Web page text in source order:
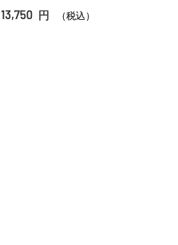
13,750 円 （税込）